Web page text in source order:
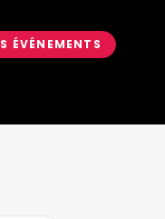
ÉVÉNEMENTS